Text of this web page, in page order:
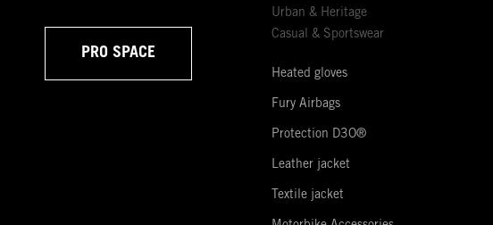
PRO SPACE
Urban & Heritage
Casual & Sportswear
Heated gloves
Fury Airbags
Protection D3O®
Leather jacket
Textile jacket